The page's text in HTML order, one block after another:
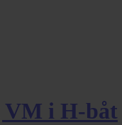
VM i H-båt